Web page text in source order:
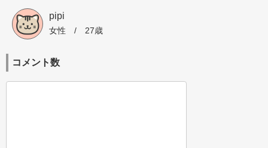
pipi
女性 / 27歳
コメント数